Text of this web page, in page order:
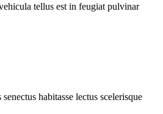
tellus est in feugiat pulvinar
habitasse lectus scelerisque